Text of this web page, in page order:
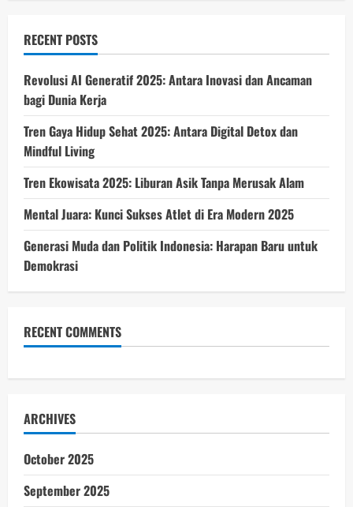
RECENT POSTS
Revolusi AI Generatif 2025: Antara Inovasi dan Ancaman
bagi Dunia Kerja
Tren Gaya Hidup Sehat 2025: Antara Digital Detox dan
Mindful Living
Tren Ekowisata 2025: Liburan Asik Tanpa Merusak Alam
Mental Juara: Kunci Sukses Atlet di Era Modern 2025
Generasi Muda dan Politik Indonesia: Harapan Baru untuk
Demokrasi
RECENT COMMENTS
ARCHIVES
October 2025
September 2025